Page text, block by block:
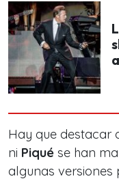
Hay que destacar
ni Piqué se han
algunas versiones